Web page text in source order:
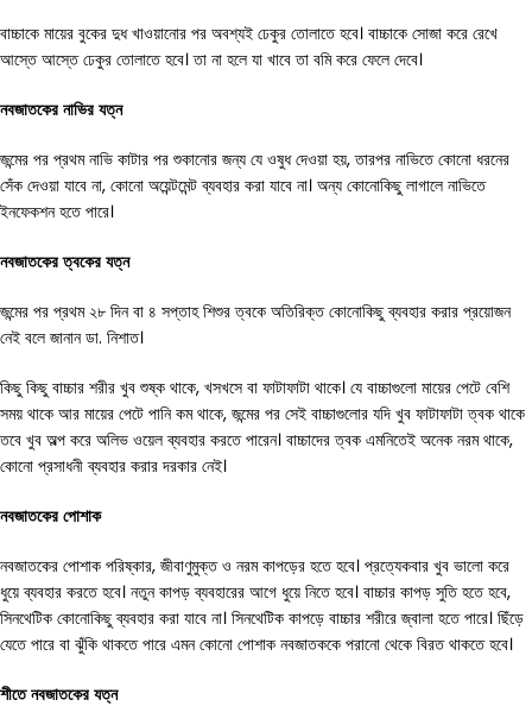
বাচ্চাকে মায়ের বুকের দুধ খাওয়ানোর পর অবশ্যই ঢেকুর তোলাতে হবে। বাচ্চাকে সোজা করে রেখে
আস্তে আস্তে ঢেকুর তোলাতে হবে। তা না হলে যা খাবে তা বমি করে ফেলে দেবে।
নবজাতকের নাভির যত্ন
জন্মের পর প্রথম নাভি কাটার পর শুকানোর জন্য যে ওষুধ দেওয়া হয়, তারপর নাভিতে কোনো ধরনের
সেঁক দেওয়া যাবে না, কোনো অয়েন্টমেন্ট ব্যবহার করা যাবে না। অন্য কোনোকিছু লাগালে নাভিতে
ইনফেকশন হতে পারে।
নবজাতকের ত্বকের যত্ন
জন্মের পর প্রথম ২৮ দিন বা ৪ সপ্তাহ শিশুর ত্বকে অতিরিক্ত কোনোকিছু ব্যবহার করার প্রয়োজন
নেই বলে জানান ডা. নিশাত।
কিছু কিছু বাচ্চার শরীর খুব শুষ্ক থাকে, খসখসে বা ফাটাফাটা থাকে। যে বাচ্চাগুলো মায়ের পেটে বেশি
সময় থাকে আর মায়ের পেটে পানি কম থাকে, জন্মের পর সেই বাচ্চাগুলোর যদি খুব ফাটাফাটা ত্বক থাকে
তবে খুব অল্প করে অলিভ ওয়েল ব্যবহার করতে পারেন। বাচ্চাদের ত্বক এমনিতেই অনেক নরম থাকে,
কোনো প্রসাধনী ব্যবহার করার দরকার নেই।
নবজাতকের পোশাক
নবজাতকের পোশাক পরিষ্কার, জীবাণুমুক্ত ও নরম কাপড়ের হতে হবে। প্রত্যেকবার খুব ভালো করে
ধুয়ে ব্যবহার করতে হবে। নতুন কাপড় ব্যবহারের আগে ধুয়ে নিতে হবে। বাচ্চার কাপড় সুতি হতে হবে,
সিনথেটিক কোনোকিছু ব্যবহার করা যাবে না। সিনথেটিক কাপড়ে বাচ্চার শরীরে জ্বালা হতে পারে। ছিঁড়ে
যেতে পারে বা ঝুঁকি থাকতে পারে এমন কোনো পোশাক নবজাতককে পরানো থেকে বিরত থাকতে হবে।
শীতে নবজাতকের যত্ন